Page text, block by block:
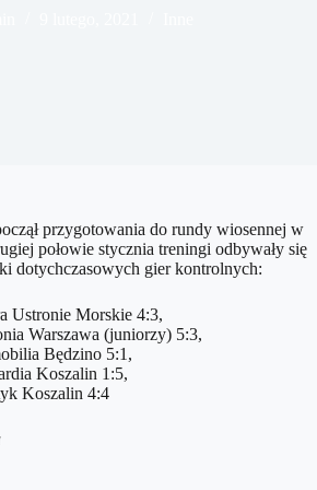
przygotowania do rundy wiosennej w
połowie stycznia treningi odbywały się
dotychczasowych gier kontrolnych:
Ustronie Morskie 4:3,
Warszawa (juniorzy) 5:3,
Będzino 5:1,
Koszalin 1:5,
Koszalin 4:4